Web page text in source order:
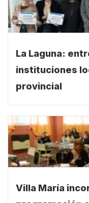
La Laguna:
instituciones
provincial
Villa María